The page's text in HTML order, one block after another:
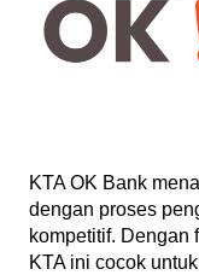
KTA OK Bank
dengan proses
kompetitif. Dengan
KTA ini cocok